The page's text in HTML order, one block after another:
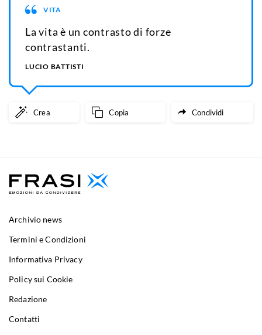
VITA
La vita è un contrasto di forze
contrastanti.
LUCIO BATTISTI
Crea Copia Condividi
Archivio news
Termini e Condizioni
Informativa Privacy
Policy sui Cookie
Redazione
Contatti